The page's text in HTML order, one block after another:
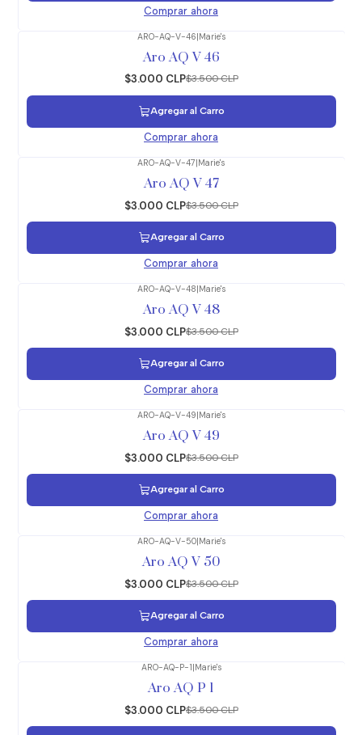
Comprar ahora
ARO-AQ-V-46|Marie's
Aro AQ V 46
$3.000 CLP$3.500 CLP
Agregar al Carro
Comprar ahora
ARO-AQ-V-47|Marie's
Aro AQ V 47
$3.000 CLP$3.500 CLP
Agregar al Carro
Comprar ahora
ARO-AQ-V-48|Marie's
Aro AQ V 48
$3.000 CLP$3.500 CLP
Agregar al Carro
Comprar ahora
ARO-AQ-V-49|Marie's
Aro AQ V 49
$3.000 CLP$3.500 CLP
Agregar al Carro
Comprar ahora
ARO-AQ-V-50|Marie's
Aro AQ V 50
$3.000 CLP$3.500 CLP
Agregar al Carro
Comprar ahora
ARO-AQ-P-1 Marie's
Aro AQ P 1
$3.000 CLP$3.500 CLP